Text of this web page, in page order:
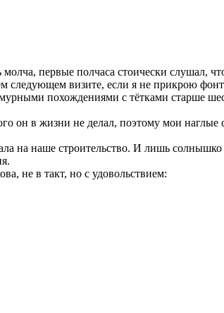
первые полчаса стоически слушал,
следующем визите, если я не прикрою
похождениями с тётками старше
в жизни не делал, поэтому мои наглые
на наше строительство. И лишь
не в такт, но с удовольствием: